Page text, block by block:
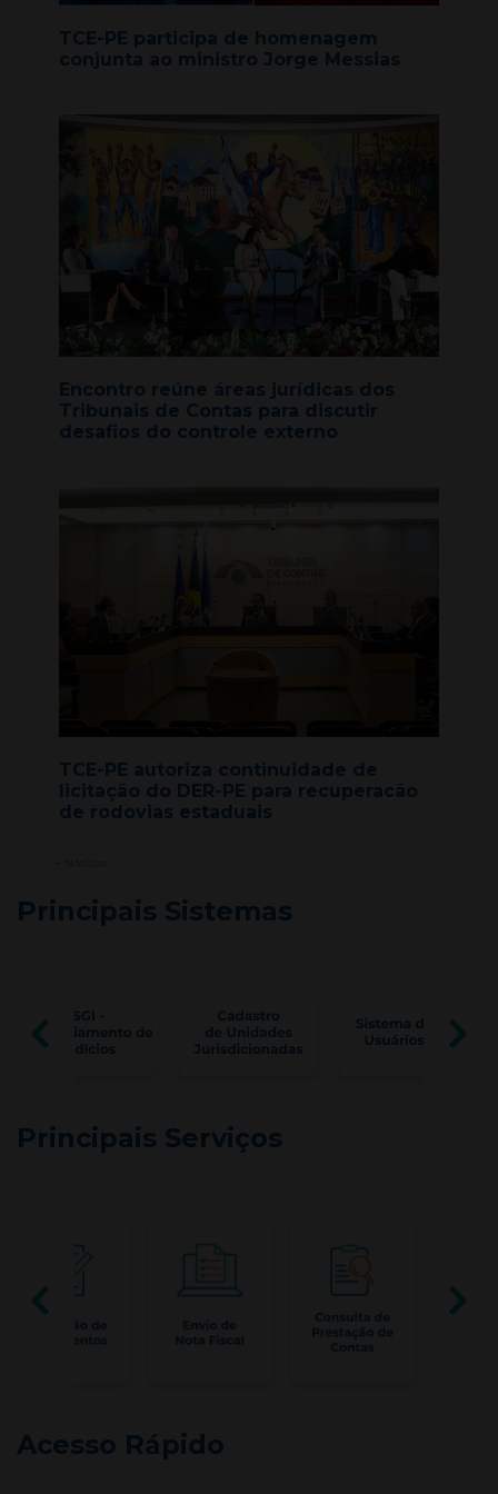
TCE-PE participa de homenagem
conjunta ao ministro Jorge Messias
Encontro reúne áreas jurídicas dos
Tribunais de Contas para discutir
desafios do controle externo
TCE-PE autoriza continuidade de
licitação do DER-PE para recuperacão
de rodovias estaduais
Principais Sistemas
Principais Serviços
Acesso Rápido